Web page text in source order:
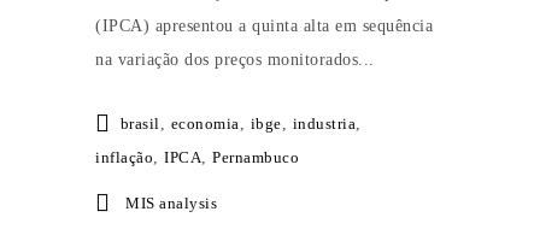
(IPCA) apresentou a quinta alta em sequência
na variação dos preços monitorados...
brasil economia ibge industria
inflação
IPCA Pernambuco
MIS analysis